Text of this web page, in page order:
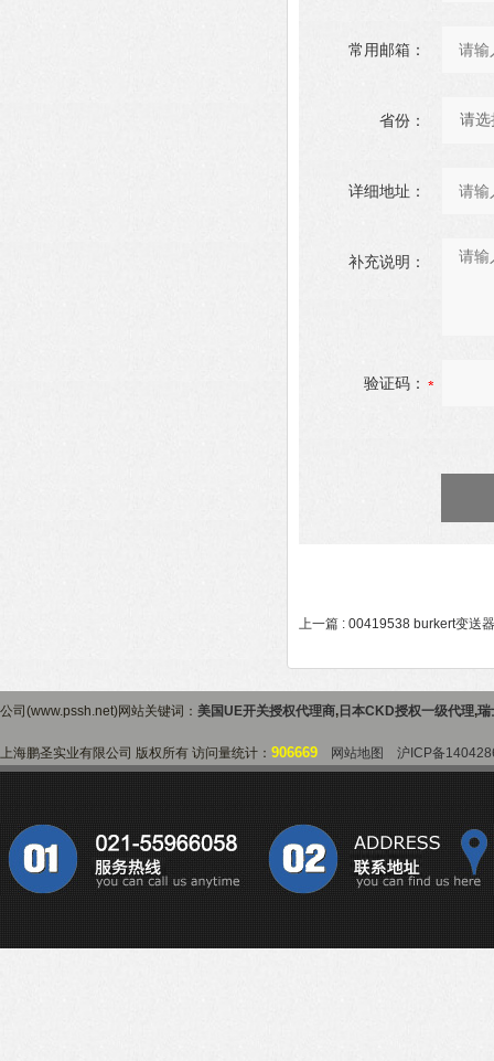
常用邮箱：
省份：
详细地址：
补充说明：
验证码：
上一篇 : 00419538 burkert变送
公司(www.pssh.net)网站关键词： 美国UE开关授权代理商, 日本CKD授权一级代理,瑞
上海鹏圣实业有限公司 版权所有 访问量统计： 906669 网站地图 沪ICP备